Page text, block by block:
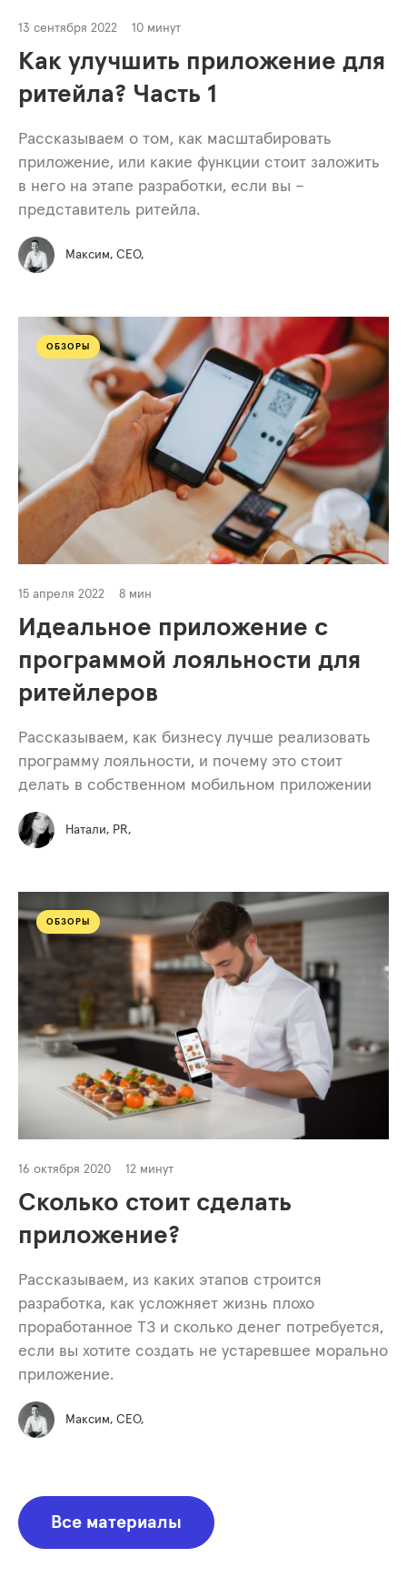
13 сентября 2022 10 минут
Как улучшить приложение для
ритейла? Часть 1
Рассказываем о том, как масштабировать
приложение, или какие функции стоит заложить
в него на этапе разработки, если вы –
представитель ритейла.
Максим, СЕО,
ОБЗОРЫ
15 апреля 2022 8 мин
Идеальное приложение с
программой лояльности для
ритейлеров
Рассказываем, как бизнесу лучше реализовать
программу лояльности, и почему это стоит
делать в собственном мобильном приложении
Натали, PR,
ОБЗОРЫ
16 октября 2020 12 минут
Сколько стоит сделать
приложение?
Рассказываем, из каких этапов строится
разработка, как усложняет жизнь плохо
проработанное ТЗ и сколько денег потребуется,
если вы хотите создать не устаревшее морально
приложение.
Максим, СЕО,
Все материалы